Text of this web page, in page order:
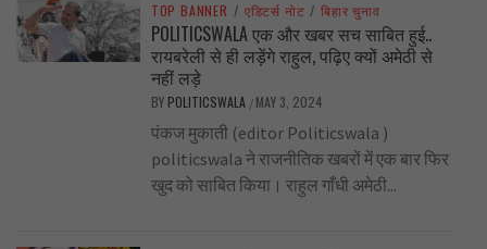
TOP BANNER / एडिटर्स नोट / बिहार चुनाव
POLITICSWALA एक और खबर सच साबित हुई..
रायबरेली से ही लड़ेंगे राहुल, पढ़िए क्यों अमेठी से
नहीं लड़े
BY POLITICSWALA / MAY 3, 2024
पंकज मुकाती (editor Politicswala )
politicswala ने राजनीतिक खबरों में एक बार फिर
खुद को साबित किया। राहुल गाँधी अमेठी...